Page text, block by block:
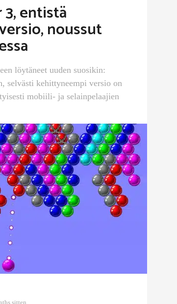
entistä
noussut
löytäneet uuden suosikin:
selvästi kehittyneempi versio on
mobiili- ja selainpelaajien
sitten